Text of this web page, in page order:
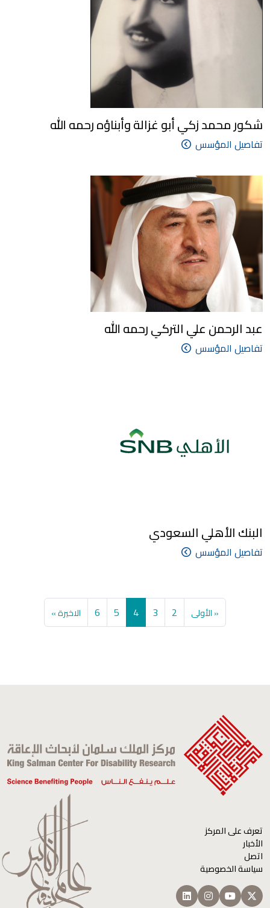
شكور محمد زكي أبو غزالة وأبناؤه رحمه الله
تفاصيل المؤسس
عبد الرحمن علي التركي رحمه الله
تفاصيل المؤسس
البنك الأهلي السعودي
تفاصيل المؤسس
Pagination First page
« الأولى الصفحة
2 الصفحة
3
Current page
4 الصفحة
5 الصفحة
6
Last page
الاخيرة »
تعرف على المركز
الأخبار
اتصل
سياسة الخصوصية